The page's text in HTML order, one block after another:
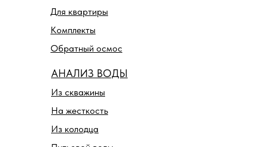
Для квартиры
Комплекты
Обратный осмос
Из скважины
На жесткость
Из колодца
АНАЛИЗ ВОДЫ